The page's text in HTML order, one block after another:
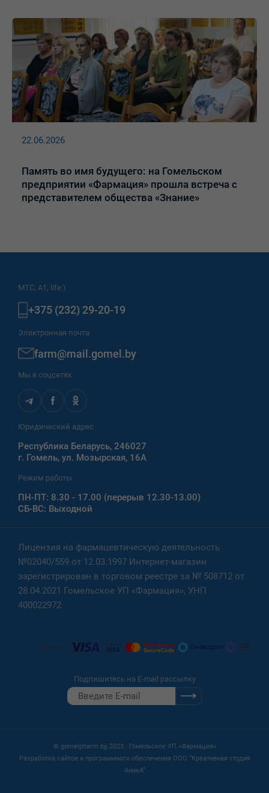
22.06.2026
Память во имя будущего: на Гомельском
предприятии «Фармация» прошла встреча с
представителем общества «Знание»
МТС, A1, life:)
+375 (232) 29-20-19
Электронная почта
farm@mail.gomel.by
Мы в соцсетях
Юридический адрес
Республика Беларусь, 246027
г. Гомель, ул. Мозырская, 16А
Режим работы
ПН-ПТ: 8.30 - 17.00 (перерыв 12.30-13.00)
СБ-ВС: Выходной
Лицензия на фармацевтическую деятельность
№02040/559 от 12.03.1997 Интернет-магазин
зарегистрирован в торговом реестре за № 508712 от
28.04.2021 Гомельское УП «Фармация», УНП
400022972
Подпишитесь на E-mail рассылку
© gomelpharm.by, 2023 . Гомельское УП «Фармация»
Разработка сайтов и программного обеспечения ООО “Креативная студия
АникА”